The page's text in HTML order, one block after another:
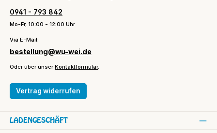
0941 - 793 842
Mo-Fr, 10:00 - 12:00 Uhr
Via E-Mail:
bestellung@wu-wei.de
Oder über unserKontaktformular.
Vertrag widerrufen
LADENGESCHÄFT